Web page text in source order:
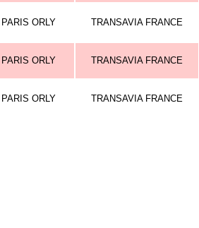
PARIS ORLY TRANSAVIA FRANCE
PARIS ORLY TRANSAVIA FRANCE
PARIS ORLY TRANSAVIA FRANCE